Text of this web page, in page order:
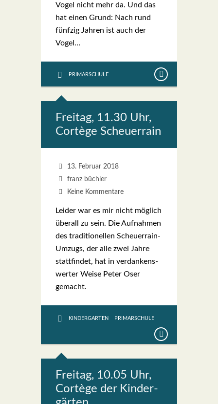
Vogel nicht mehr da. Und das
hat einen Grund: Nach rund
fünf­zig Jah­ren ist auch der
Vogel…
PRIMARSCHULE
Frei­tag, 11.30 Uhr,
Cor­tège Scheu­er­rain
13. Februar 2018
franz büchler
Keine Kommentare
Lei­der war es mir nicht mög­lich
über­all zu sein. Die Auf­nah­men
des tra­di­tio­nel­len Scheu­er­rain-
Umzugs, der alle zwei Jah­re
statt­fin­det, hat in ver­dan­kens­
wer­ter Wei­se Peter Oser
gemacht.
KINDERGARTEN PRIMARSCHULE
Frei­tag, 10.05 Uhr,
Cor­tège der Kin­der­